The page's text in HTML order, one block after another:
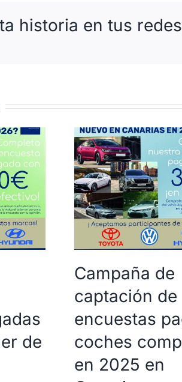
historia en tus
de
Campaña de
captación de
encuestas
coches
en 2025 en